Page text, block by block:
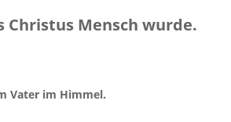
Christus Mensch wurde.
Vater im Himmel.